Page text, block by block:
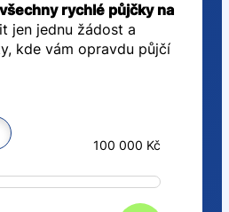
všechny rychlé půjčky na
jen jednu žádost a
kde vám opravdu půjčí
100 000 Kč